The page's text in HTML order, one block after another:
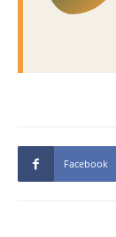
Facebook